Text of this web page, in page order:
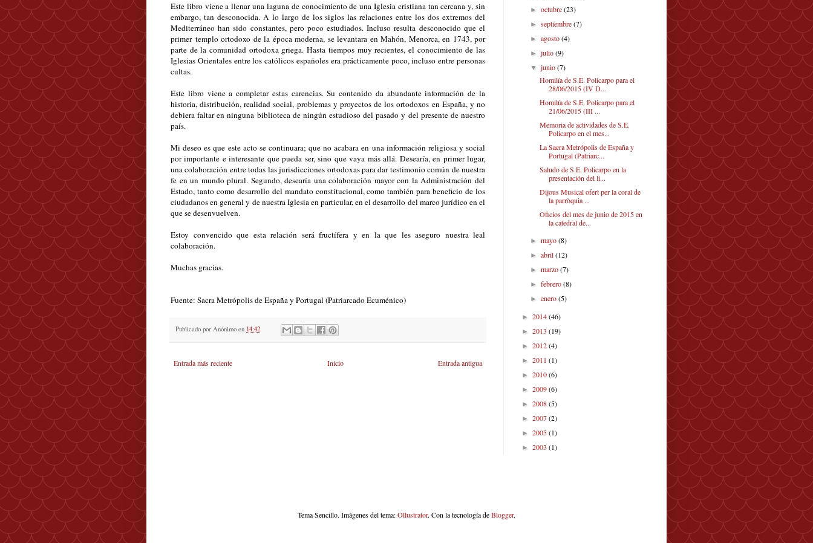
Este libro viene a llenar una laguna de conocimiento de una Iglesia cristiana tan cercana y, sin
embargo, tan desconocida. A lo largo de los siglos las relaciones entre los dos extremos del
Mediterráneo han sido constantes, pero poco estudiados. Incluso resulta desconocido que el
primer templo ortodoxo de la época moderna, se levantara en Mahón, Menorca, en 1743, por
parte de la comunidad ortodoxa griega. Hasta tiempos muy recientes, el conocimiento de las
Iglesias Orientales entre los católicos españoles era prácticamente poco, incluso entre personas
cultas.
Este libro viene a completar estas carencias. Su contenido da abundante información de la
historia, distribución, realidad social, problemas y proyectos de los ortodoxos en España, y no
debiera faltar en ninguna biblioteca de ningún estudioso del pasado y del presente de nuestro
país.
Mi deseo es que este acto se continuara; que no acabara en una información religiosa y social
por importante e interesante que pueda ser, sino que vaya más allá. Desearía, en primer lugar,
una colaboración entre todas las jurisdicciones ortodoxas para dar testimonio común de nuestra
fe en un mundo plural. Segundo, desearía una colaboración mayor con la Administración del
Estado, tanto como desarrollo del mandato constitucional, como también para beneficio de los
ciudadanos en general y de nuestra Iglesia en particular, en el desarrollo del marco jurídico en el
que se desenvuelven.
Estoy convencido que esta relación será fructífera y en la que les aseguro nuestra leal
colaboración.
Muchas gracias.
Fuente: Sacra Metrópolis de España y Portugal (Patriarcado Ecuménico)
Publicado por Anónimo en 14:42
Entrada más reciente Entrada antigua
Inicio
►octubre(23)
►septiembre(7)
►agosto(4)
►julio(9)
▼junio(7)
Homilía de S.E. Policarpo para el
28/06/2015 (IV D...
Homilía de S.E. Policarpo para el
21/06/2015 (III ...
Memoria de actividades de S.E.
Policarpo en el mes...
La Sacra Metrópolis de España y
Portugal (Patriarc...
Saludo de S.E. Policarpo en la
presentación del li...
Dijous Musical ofert per la coral de
la parròquia ...
Oficios del mes de junio de 2015 en
la catedral de...
►mayo(8)
►abril(12)
►marzo(7)
►febrero(8)
►enero(5)
► 2014(46)
► 2013 (19)
► 2012(4)
► 2011 (1)
► 2010(6)
► 2009(6)
► 2008(5)
► 2007(2)
► 2005(1)
► 2003 (1)
Tema Sencillo. Imágenes del tema:Ollustrator. Con la tecnología deBlogger.